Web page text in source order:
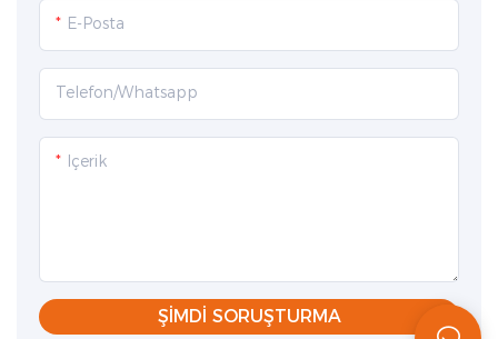
E-Posta
Telefon/whatsapp
Içerik
ŞIMDI SORUŞTURMA